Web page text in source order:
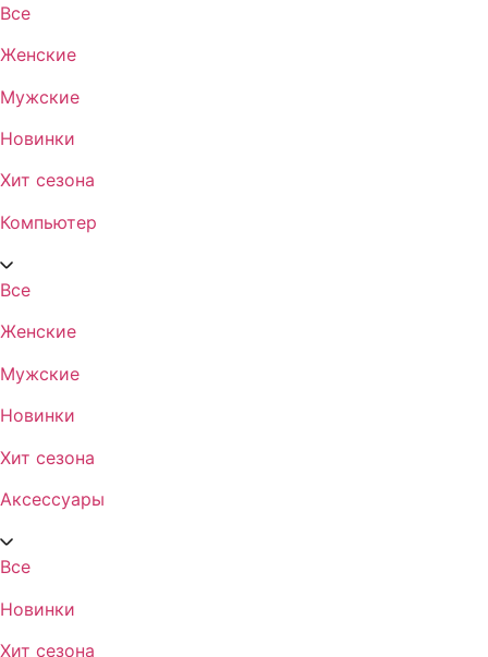
Все
Женские
Мужские
Новинки
Хит сезона
Компьютер
Все
Женские
Мужские
Новинки
Хит сезона
Аксессуары
Все
Новинки
Хит сезона